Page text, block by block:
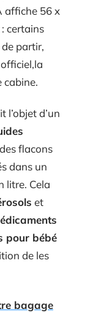
affiche 56 x
certains
partir,
cabine.
l’objet d’un
flacons
dans un
litre. Cela
et
pour bébé
de les
bagage